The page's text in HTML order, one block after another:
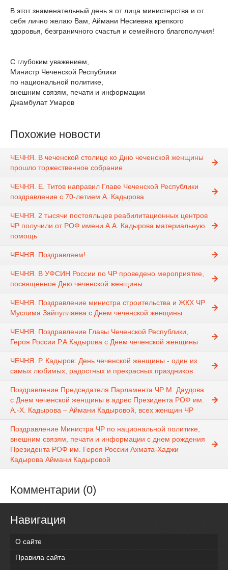
В этот знаменательный день я от лица министерства и от
себя лично желаю Вам, Аймани Несиевна крепкого
здоровья, безграничного счастья и семейного благополучия!
С глубоким уважением,
Министр Чеченской Республики
по национальной политике,
внешним связям, печати и информации
Джамбулат Умаров
Похожие новости
ЧЕЧНЯ. В чеченской столице ко Дню чеченской женщины
прошло торжественное собрание
ЧЕЧНЯ. Е. Титов направил Главе Чеченской Республики
поздравление с 70-летием А. Кадырова
ЧЕЧНЯ. 2 тысячи постояльцев реабилитационных центров
ЧР получили от РОФ имени А.А. Кадырова материальную
помощь
ЧЕЧНЯ. Поздравляем!
ЧЕЧНЯ. В УФСИН России по ЧР проведено мероприятие,
посвященное Дню чеченской женщины
ЧЕЧНЯ. Поздравление министра строительства и ЖКХ ЧР
Муслима Зайпуллаева с Днем чеченской женщины
ЧЕЧНЯ. Поздравление Главы Чеченской Республики,
Героя России Р.А.Кадырова с Днем чеченской женщины
ЧЕЧНЯ. Р. Кадыров: День чеченской женщины - один из
самых любимых, радостных и прекрасных праздников
Поздравление Председателя Парламента ЧР М. Даудова
с Днем чеченской женщины в адрес Президента РОФ им.
А.-Х. Кадырова – Аймани Кадыровой, всех женщин ЧР
Поздравление Министра ЧР по национальной политике,
внешним связям, печати и информации с днем рождения
Президента РОФ им. Героя России Ахмата-Хаджи
Кадырова Аймани Кадыровой
Комментарии (0)
Навигация
О сайте
Правила сайта